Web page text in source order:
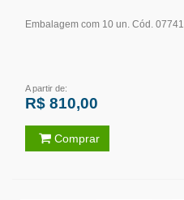
Embalagem com 10 un. Cód. 07741
A partir de:
R$ 810,00
Comprar